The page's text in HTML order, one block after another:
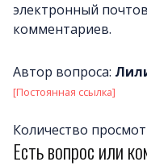
электронный
комментариев.
Автор вопроса:
[Постоянная ссылка]
Количество
Есть вопрос или